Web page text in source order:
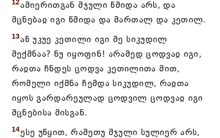
12ამიერითგან შჯული წმიდა არს, და
მცნებაჲ იგი წმიდა და მართალ და კეთილ.
13აწ უკუე კეთილი იგი მე სიკუდილ
მექმნაა? ნუ იყოფინ! არამედ ცოდვაჲ იგი,
რაჲთა ჩნდეს ცოდვა კეთილითა მით,
რომელი იქმნა ჩემდა სიკუდილ, რაჲთა
იყოს გარდარეულად ცოდვილ ცოდვაჲ იგი
მცნებისა მისგან.
14ესე უწყით, რამეთუ შჯული სულიერ არს,